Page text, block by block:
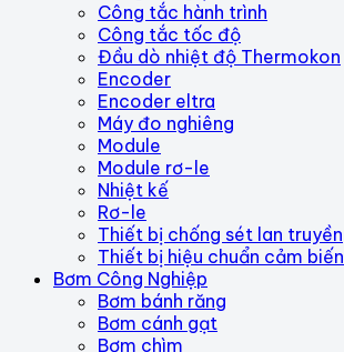
Công tắc hành trình
Công tắc tốc độ
Đầu dò nhiệt độ Thermokon
Encoder
Encoder eltra
Máy đo nghiêng
Module
Module rơ-le
Nhiệt kế
Rơ-le
Thiết bị chống sét lan truyền
Thiết bị hiệu chuẩn cảm biến
Bơm Công Nghiệp
Bơm bánh răng
Bơm cánh gạt
Bơm chìm